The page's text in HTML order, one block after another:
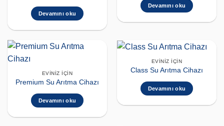
Devamını oku
Devamını oku
EVINIZ İÇIN
Premium Su Arıtma Cihazı
Devamını oku
EVINIZ İÇIN
Class Su Arıtma Cihazı
Devamını oku